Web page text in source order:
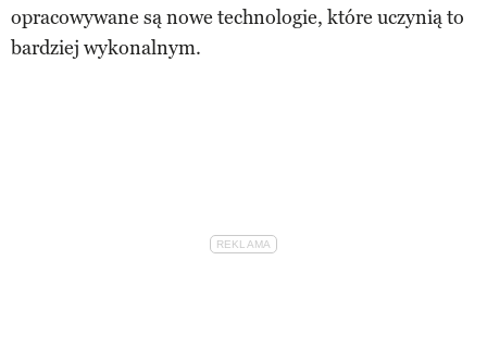
opracowywane są nowe technologie, które uczynią to
bardziej wykonalnym.